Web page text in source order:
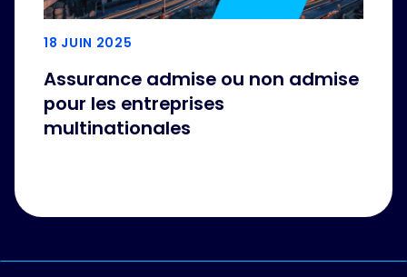
18 JUIN 2025
Assurance admise ou non admise
pour les entreprises
multinationales